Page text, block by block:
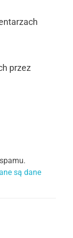
przez
są dane